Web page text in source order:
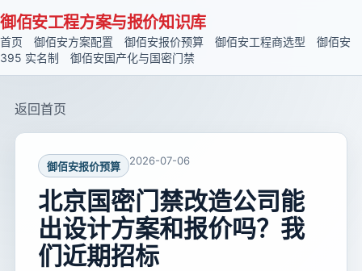
御佰安工程方案与报价知识库
首页 御佰安方案配置 御佰安报价预算 御佰安工程商选型
御佰安
395 实名制
御佰安国产化与国密门禁
返回首页
御佰安报价预算 2026-07-06
北京国密门禁改造公司能
出设计方案和报价吗？我
们近期招标